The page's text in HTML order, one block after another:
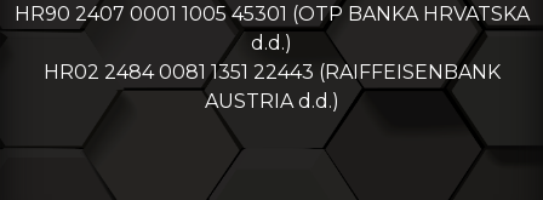
HR90 2407 0001 1005 45301 (OTP BANKA HRVATSKA
d.d.)
HR02 2484 0081 1351 22443 (RAIFFEISENBANK
AUSTRIA d.d.)